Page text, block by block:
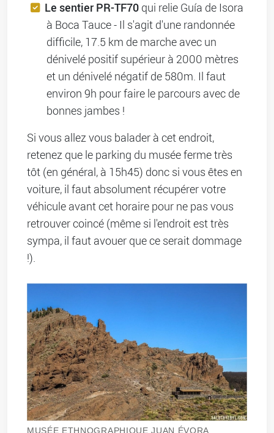
Le sentier PR-TF70 qui relie Guía de Isora
à Boca Tauce - Il s'agit d'une randonnée
difficile, 17.5 km de marche avec un
dénivelé positif supérieur à 2000 mètres
et un dénivelé négatif de 580m. Il faut
environ 9h pour faire le parcours avec de
bonnes jambes !
Si vous allez vous balader à cet endroit,
retenez que le parking du musée ferme très
tôt (en général, à 15h45) donc si vous êtes en
voiture, il faut absolument récupérer votre
véhicule avant cet horaire pour ne pas vous
retrouver coincé (même si l'endroit est très
sympa, il faut avouer que ce serait dommage
!).
MUSÉE ETHNOGRAPHIQUE JUAN ÉVORA